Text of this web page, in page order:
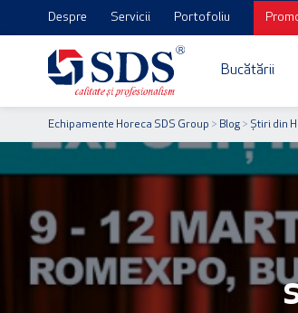
Despre Servicii Portofoliu
Bucătării
Echipamente Horeca SDS Group > Blog> Știri din